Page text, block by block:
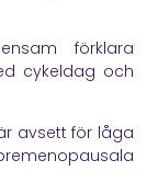
förklara
cykeldag och
avsett för låga